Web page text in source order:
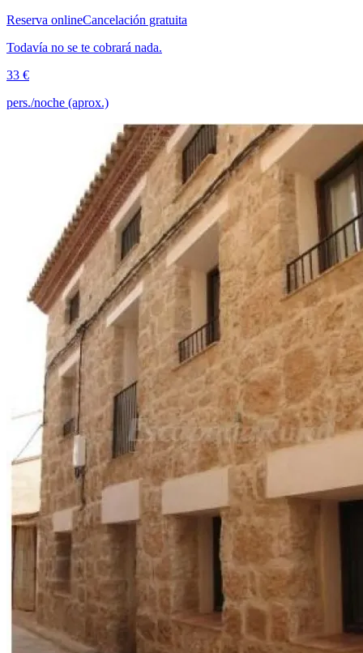
Reserva onlineCancelación gratuita
Todavía no se te cobrará nada.
33 €
pers./noche (aprox.)